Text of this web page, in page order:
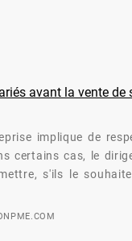
avant la vente
implique de
certains cas, le
s'ils le